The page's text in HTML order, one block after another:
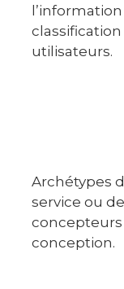
utilisateurs.
Archétypes
service ou
concepteurs
conception.